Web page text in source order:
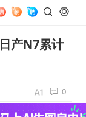
产N7累计
0